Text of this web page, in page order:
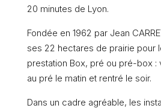
20 minutes de Lyon.
Fondée en 1962 par Jean
ses 22 hectares de prairie pour
prestation Box, pré ou pré-box :
au pré le matin et rentré le soir.
Dans un cadre agréable, les